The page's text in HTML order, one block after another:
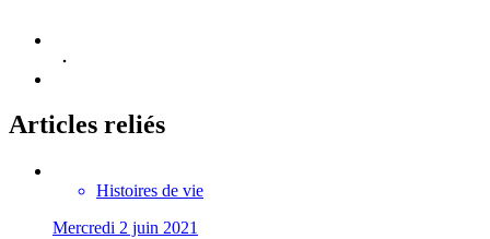
Articles reliés
Histoires de vie
Mercredi 2 juin 2021